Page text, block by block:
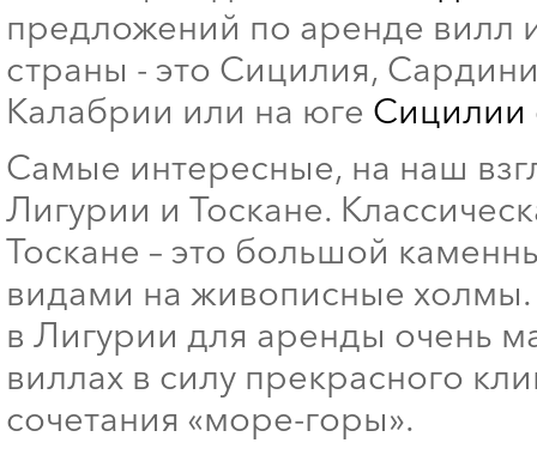
предложений по аренде вилл
страны - это Сицилия,
Калабрии или на юге Сицилии
Самые интересные, на наш
Лигурии и Тоскане.
Тоскане – это большой
видами на живописные
в Лигурии для аренды очень
виллах в силу прекрасного
сочетания «море-горы».